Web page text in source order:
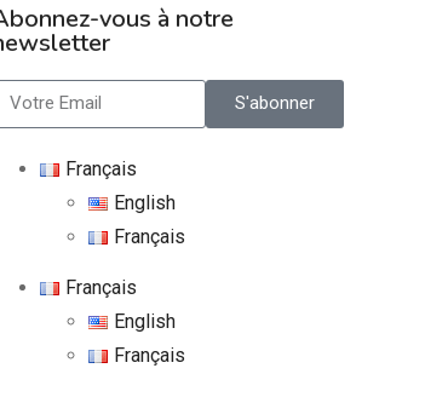
vous à notre
S'abonner
Français
English
Français
Français
English
Français